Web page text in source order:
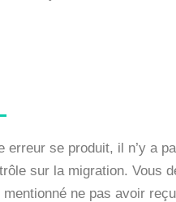
erreur se produit, il n’y a
sur la migration. Vous
ne pas avoir